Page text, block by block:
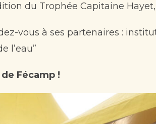
du Trophée Capitaine Hayet,
vous à ses partenaires :
l’eau”
Fécamp !